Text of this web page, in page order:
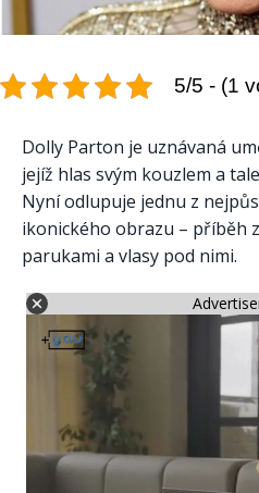
5/5 - (1
Dolly Parton je uznávaná
jejíž hlas svým kouzlem a
Nyní odlupuje jednu z
ikonického obrazu – příběh
parukami a vlasy pod nimi.